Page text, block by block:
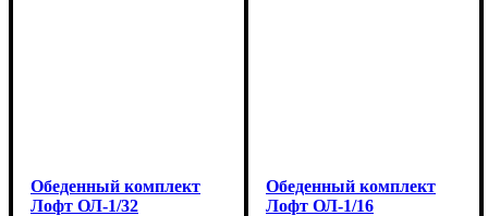
Обеденный комплект
Лофт ОЛ-1/32
Обеденный комплект
Лофт ОЛ-1/16